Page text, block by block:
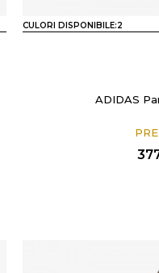
CULORI DISPONIBILE:2
ADIDAS